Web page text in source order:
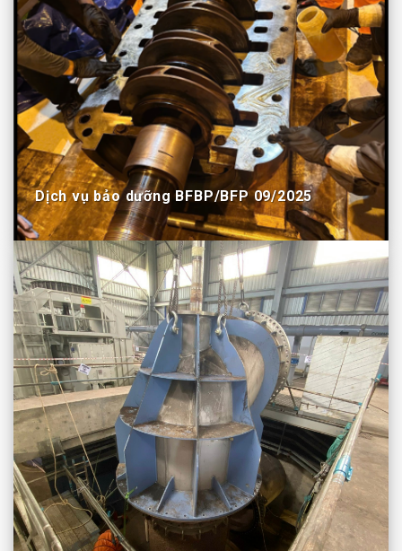
Dịch vụ bảo dưỡng BFBP/BFP 09/2025